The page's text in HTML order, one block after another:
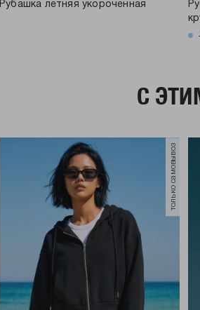
Рубашка летняя укороченная
C
только самовывоз